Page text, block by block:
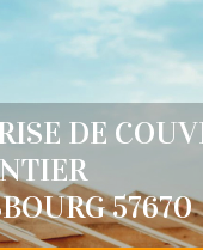
DE
57670